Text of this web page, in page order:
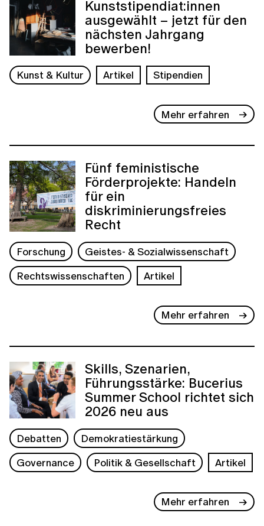
Kunststipendiat:innen
ausgewählt – jetzt für den
nächsten Jahrgang
bewerben!
Kunst & Kultur Artikel Stipendien
Mehr erfahren
Fünf feministische
Förderprojekte: Handeln
für ein
diskriminierungsfreies
Recht
Forschung
Geistes- & Sozialwissenschaft
Rechtswissenschaften
Artikel
Mehr erfahren
Skills, Szenarien,
Führungsstärke: Bucerius
Summer School richtet sich
2026 neu aus
Debatten
Demokratiestärkung
Governance
Politik & Gesellschaft Artikel
Mehr erfahren